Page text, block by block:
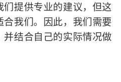
们提供专业的建议，但这
合我们。因此，我们需要
结合自己的实际情况做